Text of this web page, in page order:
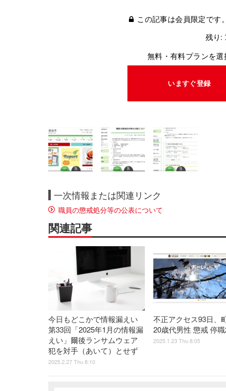
この記事は会員限定です
残り:
無料・有料プランを選
いますぐ登録
一次情報または関連リンク
職員の懲戒処分等の公表について
関連記事
今日もどこかで情報漏えい
第33回「2025年1月の情報漏
えい」爾後ランサムウェア
犯を対手（あいて）とせず
2025.2.27 Thu 8:10
不正アクセス93日、
20歳代男性 懲戒 停職
2025.1.23 Thu 8:05